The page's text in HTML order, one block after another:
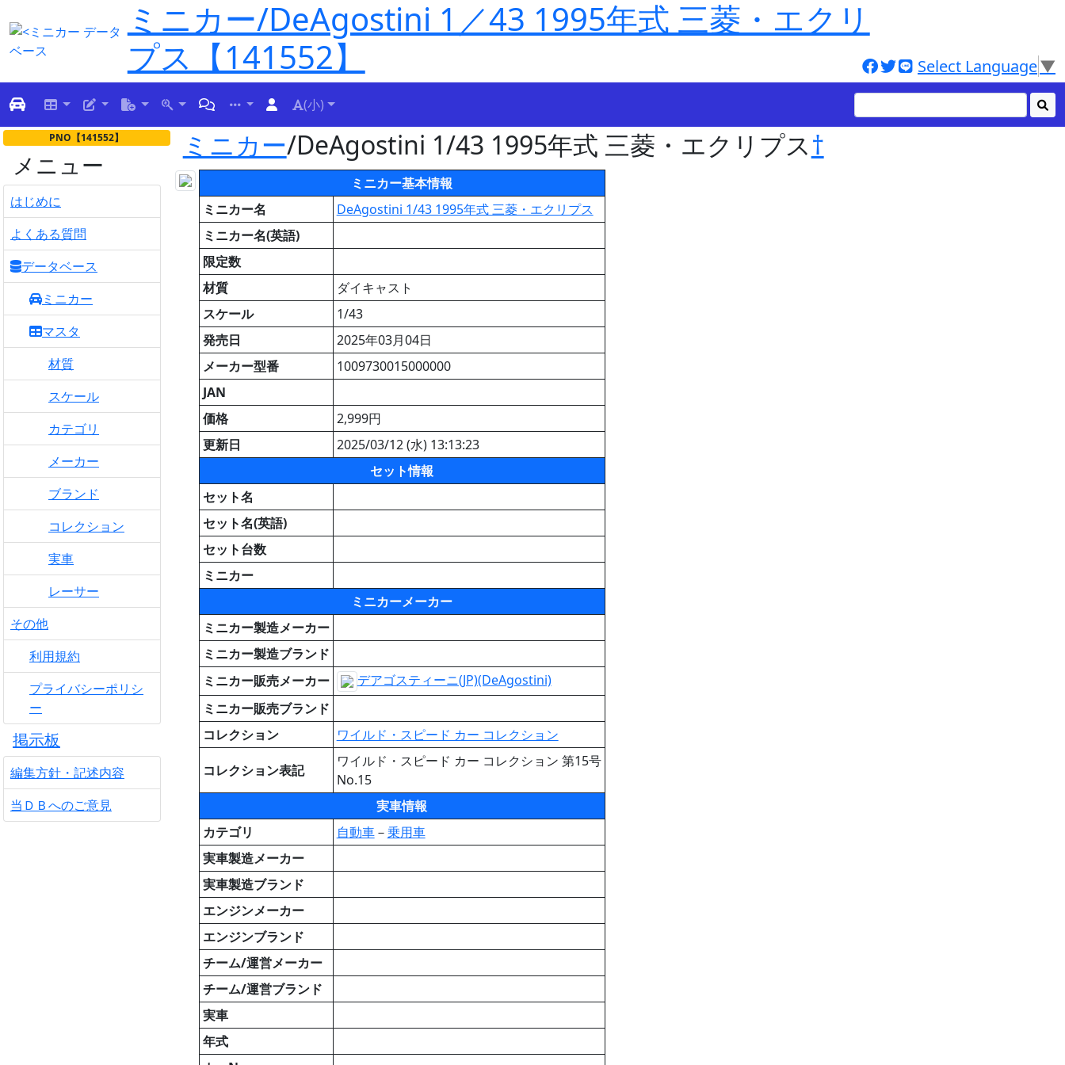
ミニカー/DeAgostini 1／43 1995年式 三菱・エクリ
プス【141552】
Select Language▼
(小)
PNO【141552】
メニュー
はじめに
よくある質問
データベース
ミニカー
マスタ
材質
スケール
カテゴリ
メーカー
ブランド
コレクション
実車
レーサー
その他
利用規約
プライバシーポリシ
ー
掲示板
編集方針・記述内容
当ＤＢへのご意見
ミニカー/DeAgostini 1/43 1995年式 三菱・エクリプス†
ミニカー基本情報
ミニカー名
DeAgostini 1/43 1995年式 三菱・エクリプス
ミニカー名(英語)
限定数
材質
ダイキャスト
スケール
1/43
発売日
2025年03月04日
メーカー型番
1009730015000000
JAN
価格
2,999円
更新日
2025/03/12 (水) 13:13:23
セット情報
セット名
セット名(英語)
セット台数
ミニカー
ミニカーメーカー
ミニカー製造メーカー
ミニカー製造ブランド
ミニカー販売メーカー
デアゴスティーニ(JP)(DeAgostini)
ミニカー販売ブランド
コレクション
ワイルド・スピード カー コレクション
コレクション表記
ワイルド・スピード カー コレクション 第15号
No.15
実車情報
カテゴリ
自動車－乗用車
実車製造メーカー
実車製造ブランド
エンジンメーカー
エンジンブランド
チーム/運営メーカー
チーム/運営ブランド
実車
年式